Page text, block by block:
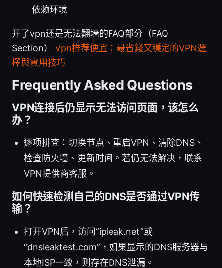
依赖环境
开了vpn还是无法翻墙的FAQ部分（FAQ
Section） Vpn推荐便宜：最省錢又穩定的VPN選
擇與實用技巧
Frequently Asked Questions
VPN连接后仍显示无法访问页面，该怎么
办？
逐项排查：切换节点、重启VPN、清除DNS、
检查防火墙、更新时间。若仍无法解决，联系
VPN提供商客服。
如何快速检测自己的DNS是否通过VPN传
输？
打开VPN后，访问“ipleak.net”或
“dnsleaktest.com”，如果显示的DNS服务器与
本地ISP一致，则存在DNS泄漏。